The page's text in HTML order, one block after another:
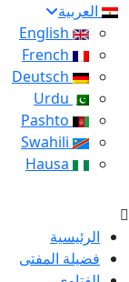
العربية
الرئيسية
فضيلة المفتى